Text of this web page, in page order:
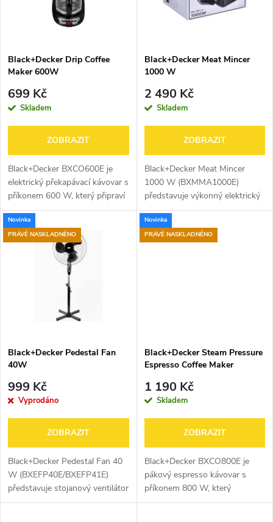
p
r
o
d
u
k
t
s
p
r
d
u
k
Black+Decker Drip Coffee
Maker 600W
699 Kč
Skladem
ZOBRAZIT
Black+Decker BXCO600E je
elektrický překapávací kávovar s
příkonem 600 W, který připraví
až 6 šálků čerstvé kávy.
Disponuje skleněnou konvicí o
objemu 0,6 l, omyvatelným...
Black+Decker Meat Mincer
1000 W
2 490 Kč
Skladem
ZOBRAZIT
Black+Decker Meat Mincer
1000 W (BXMMA1000E)
představuje výkonný elektrický
mlýnek na maso s příkonem
1000 W, který zajišťuje rychlé a
efektivní zpracování surovin.
Novinka
PRÁVĚ NASKLADNĚNO
Black+Decker Pedestal Fan
40W
999 Kč
Vyprodáno
ZOBRAZIT
Black+Decker Pedestal Fan 40
W (BXEFP40E/BXEFP41E)
představuje stojanový ventilátor
s průměrem 40 cm, třemi
Novinka
PRÁVĚ NASKLADNĚNO
Black+Decker Steam Pressure
Espresso Coffee Maker
1 190 Kč
Skladem
ZOBRAZIT
Black+Decker BXCO800E je
pákový espresso kávovar s
příkonem 800 W, který
umožňuje přípravu espressa i